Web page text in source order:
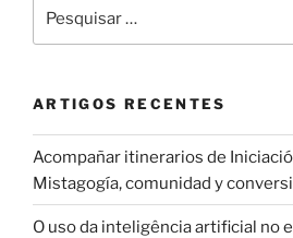
por:
ARTIGOS RECENTES
Acompañar itinerarios de
Mistagogía, comunidad y
O uso da inteligência artificial no